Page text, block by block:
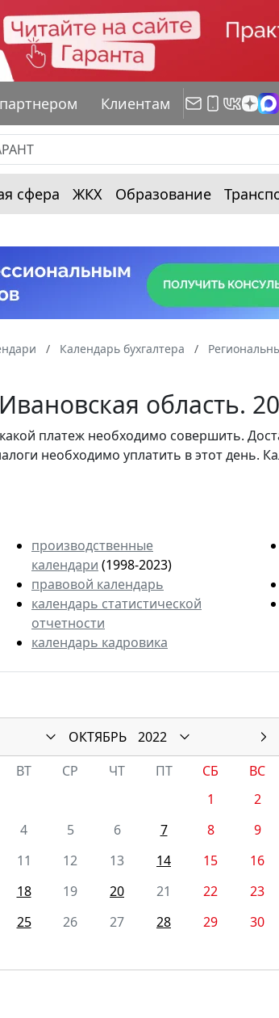
Клиентам
сфера ЖКХ Образование
Календарь бухгалтера
область.
какой платеж необходимо совершить.
необходимо уплатить в этот день.
производственные
календари (1998-2023)
правовой календарь
календарь статистической
отчетности
календарь кадровика
ОКТЯБРЬ
2022
ВТ СР ЧТ ПТ СБ
ВС
1
2
4 5 6 7 8
9
11 12 13 14 15
16
18 19 20 21 22
23
25 26 27 28 29
30